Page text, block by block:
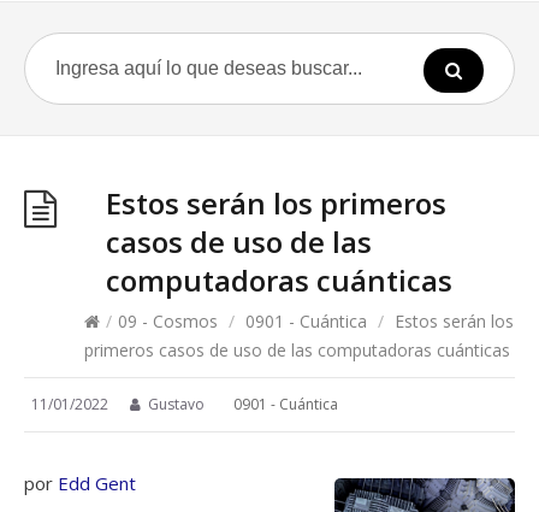
Estos serán los primeros
casos de uso de las
computadoras cuánticas
/ 09 - Cosmos / 0901 - Cuántica / Estos serán los
primeros casos de uso de las computadoras cuánticas
11/01/2022 Gustavo 0901 - Cuántica
por Edd Gent